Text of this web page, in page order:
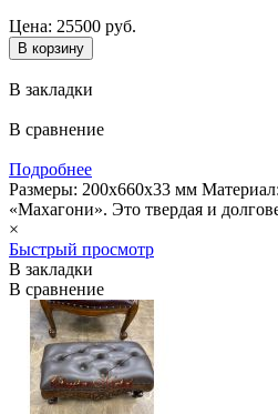
Цена: 25500 руб.
В закладки
В сравнение
Подробнее
Размеры: 200х660х33 мм
«Махагони». Это твердая и
×
Быстрый просмотр
В закладки
В сравнение